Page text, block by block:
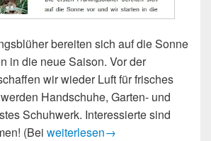
bereiten sich auf die Sonne
in die neue Saison. Vor der
wir wieder Luft für frisches
Handschuhe, Garten- und
Schuhwerk. Interessierte sind
(Bei Eröffnung der Saison 2026 im
weiterlesen→